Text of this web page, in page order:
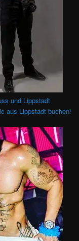
und Lippstadt
aus Lippstadt buchen!